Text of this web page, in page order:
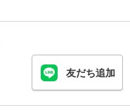
友だち追加